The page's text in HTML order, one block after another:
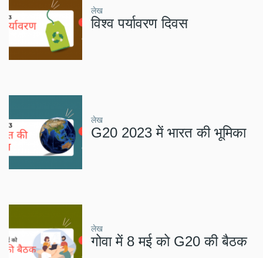
लेख
विश्व पर्यावरण दिवस
लेख
G20 2023 में भारत की भूमिका
लेख
गोवा में 8 मई को G20 की बैठक